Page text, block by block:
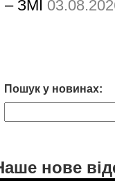
ЗМІ
Пошук у новинах:
нове